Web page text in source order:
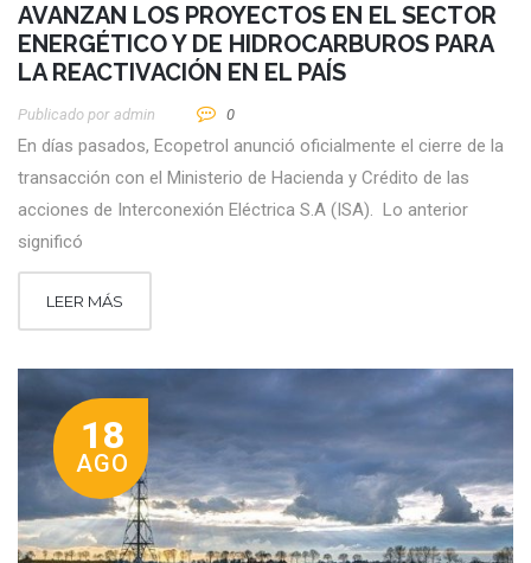
AVANZAN LOS PROYECTOS EN EL SECTOR
ENERGÉTICO Y DE HIDROCARBUROS PARA
LA REACTIVACIÓN EN EL PAÍS
Publicado por Admin 0
En días pasados, Ecopetrol anunció oficialmente el cierre de la
transacción con el Ministerio de Hacienda y Crédito de las
acciones de Interconexión Eléctrica S.A (ISA). Lo anterior
significó
LEER MÁS
18
AGO